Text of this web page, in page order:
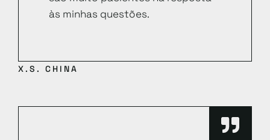
às minhas questões.
X.S. CHINA